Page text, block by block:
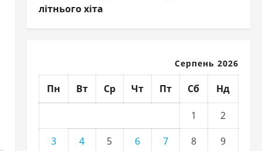
літнього хіта
Серпень 2026
Пн Вт Ср Чт Пт Сб Нд
1
2
3
4 5 6 7 8
9